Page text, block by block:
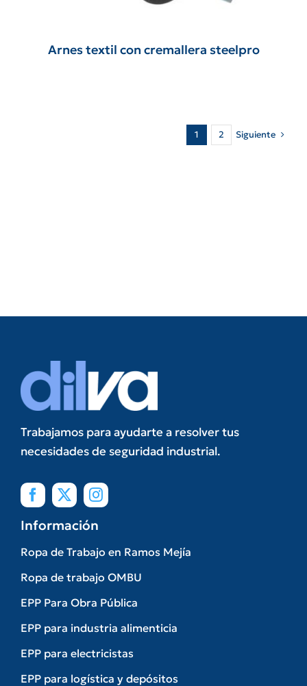
Arnes textil con cremallera steelpro
1 2 Siguiente
Trabajamos para ayudarte a resolver tus
necesidades de seguridad industrial.
Información
Ropa de Trabajo en Ramos Mejía
Ropa de trabajo OMBU
EPP Para Obra Pública
EPP para industria alimenticia
EPP para electricistas
EPP para logística y depósitos